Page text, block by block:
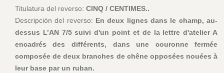
Titulatura del reverso: CINQ / CENTIMES..
Descripción del reverso: En deux lignes dans le champ, au-
dessus L’AN 7/5 suivi d'un point et de la lettre d'atelier A
encadrés des différents, dans une couronne fermée
composée de deux branches de chêne opposées nouées à
leur base par un ruban.